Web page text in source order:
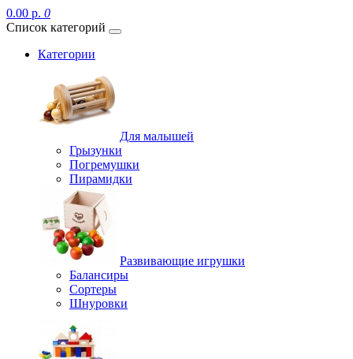
0.00 р. 0
Список категорий
Категории
Для малышей
Грызунки
Погремушки
Пирамидки
Развивающие игрушки
Балансиры
Сортеры
Шнуровки